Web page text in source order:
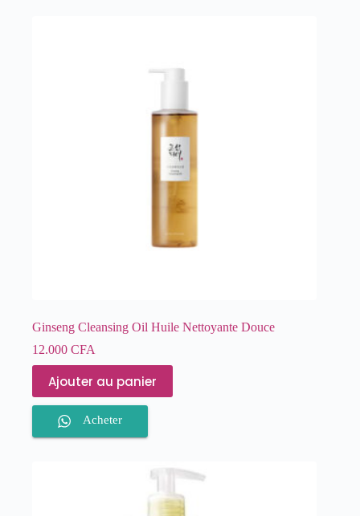
Ginseng Cleansing Oil Huile Nettoyante Douce
12.000 CFA
Ajouter au panier
Acheter